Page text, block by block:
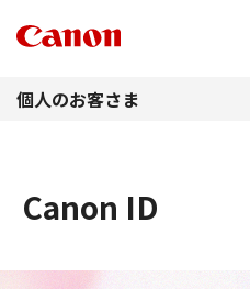
個人のお客さま
Canon ID